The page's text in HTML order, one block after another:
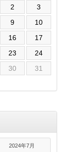
2
3
9
10
16
17
23
24
30
31
2024年7月